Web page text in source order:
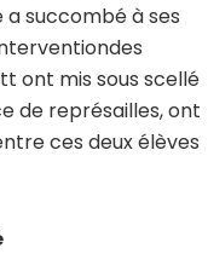
a succombé à ses
ont mis sous scellé
de représailles, ont
ces deux élèves